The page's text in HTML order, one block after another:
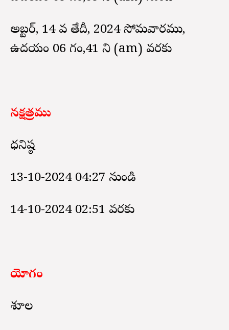
అక్టోబర్, 14 వ తేదీ, 2024 సోమవారము,
ఉదయం 06 గం,41 ని (am) వరకు
నక్షత్రము
ధనిష్ఠ
13-10-2024 04:27 నుండి
14-10-2024 02:51 వరకు
యోగం
శూల